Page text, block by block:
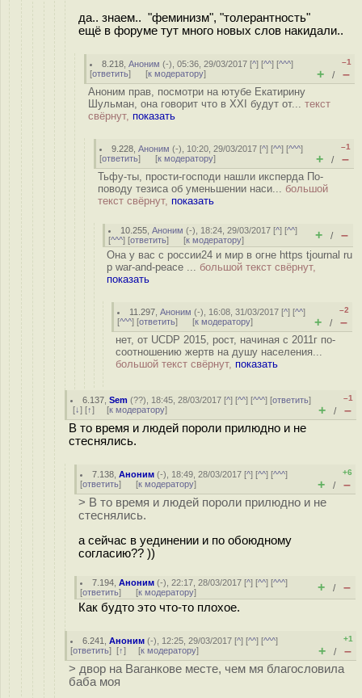
да.. знаем.. "феминизм", "толерантность"
ещё в форуме тут много новых слов накидали..
8.218 ,Аноним (-), 05:36, 29/03/2017 [^] [^^] [^^^]
[ответить] [к модератору]
–1
+ / –
Аноним прав, посмотри на ютубе Екатирину
Шульман, она говорит что в XXI будут от... текст
свёрнут, показать
9.228 ,Аноним (-), 10:20, 29/03/2017 [^] [^^] [^^^]
[ответить] [к модератору]
–1
+ / –
Тьфу-ты, прости-господи нашли иксперда По-
поводу тезиса об уменьшении наси... большой
текст свёрнут, показать
10.255 ,Аноним (-), 18:24, 29/03/2017 [^] [^^]
[^^^] [ответить] [к модератору] + / –
Она у вас с россии24 и мир в огне https tjournal ru
p war-and-peace ... большой текст свёрнут,
показать
11.297 ,Аноним (-), 16:08, 31/03/2017 [^] [^^]
[^^^] [ответить] [к модератору]
–2
+ / –
нет, от UCDP 2015, рост, начиная с 2011г по-
соотношению жертв на душу населения...
большой текст свёрнут, показать
6.137 ,Sem (??), 18:45, 28/03/2017 [^] [^^] [^^^] [ответить]
[↓] [↑] [к модератору]
–1
+ / –
В то время и людей пороли прилюдно и не
стеснялись.
7.138 ,Аноним (-), 18:49, 28/03/2017 [^] [^^] [^^^]
[ответить] [к модератору]
+6
+ / –
> В то время и людей пороли прилюдно и не
стеснялись.
а сейчас в уединении и по обоюдному
согласию?? ))
7.194 ,Аноним (-), 22:17, 28/03/2017 [^] [^^] [^^^]
[ответить] [к модератору] + / –
Как будто это что-то плохое.
6.241 ,Аноним (-), 12:25, 29/03/2017 [^] [^^] [^^^]
[ответить] [↑] [к модератору]
+1
+ / –
> двор на Ваганкове месте, чем мя благословила
баба моя